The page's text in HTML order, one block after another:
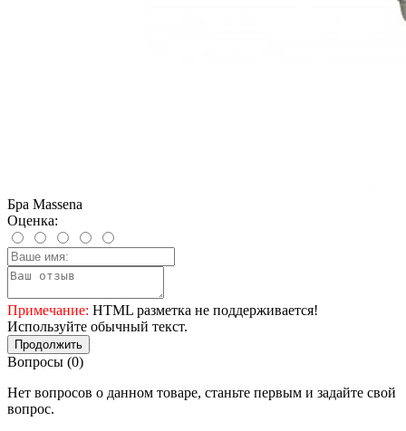
Бра Massena
Оценка:
Примечание: HTML разметка не поддерживается!
Используйте обычный текст.
Продолжить
Вопросы (0)
Нет вопросов о данном товаре, станьте первым и задайте свой
вопрос.